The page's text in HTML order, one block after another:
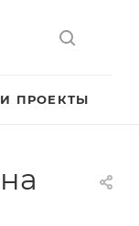
ПРОЕКТЫ